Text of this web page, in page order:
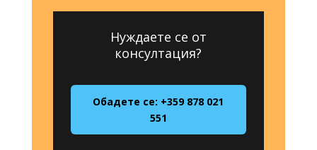
Нуждаете се от
консултация?
Обадете се: +359 878 021
551